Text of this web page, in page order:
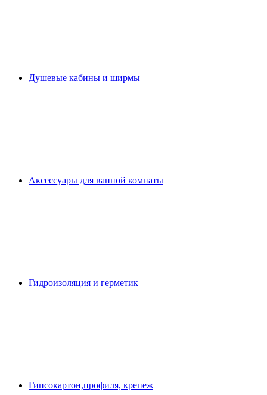
Душевые кабины и ширмы
Аксессуары для ванной комнаты
Гидроизоляция и герметик
Гипсокартон,профиля, крепеж